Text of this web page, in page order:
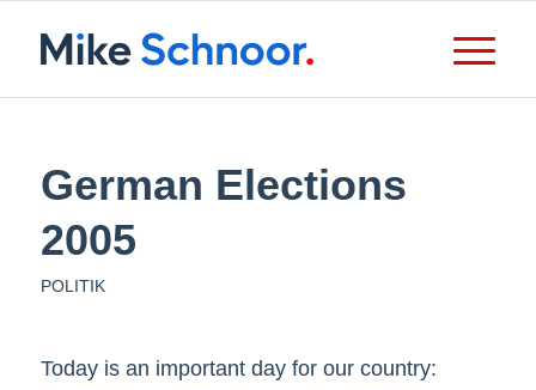
German Elections
2005
POLITIK
Today is an important day for our country: